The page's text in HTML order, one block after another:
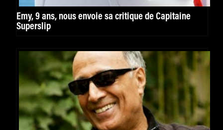
Emy, 9 ans, nous envoie sa critique de Capitaine
Superslip